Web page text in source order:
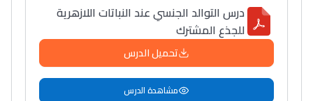
دليل التوجيه
التوجيه بالثانوي و الإعدادي
درس التوالد الجنسي عند النباتات اللازهرية
للجذع المشترك
تحميل الدرس
مشاهدة الدرس